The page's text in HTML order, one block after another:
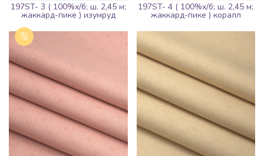
197ST- 3 ( 100%х/б; ш. 2,45 м;
жаккард-пике ) изумруд
197ST- 4 ( 100%х/б; ш. 2,45 м;
жаккард-пике ) коралл